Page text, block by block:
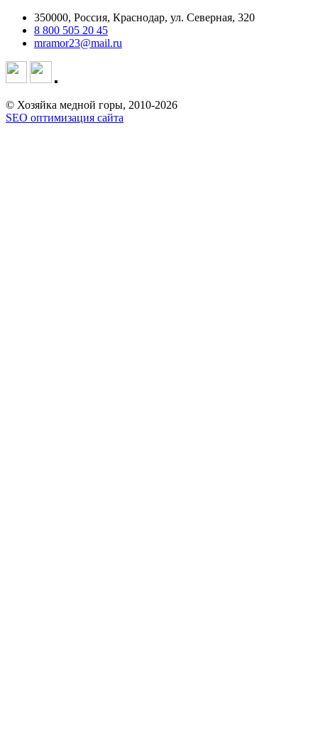
350000, Россия, Краснодар, ул. Северная, 320
8 800 505 20 45
mramor23@mail.ru
© Хозяйка медной горы, 2010-2026
SEO оптимизация сайта